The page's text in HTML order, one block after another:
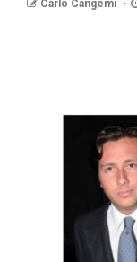
Carlo Cangemi